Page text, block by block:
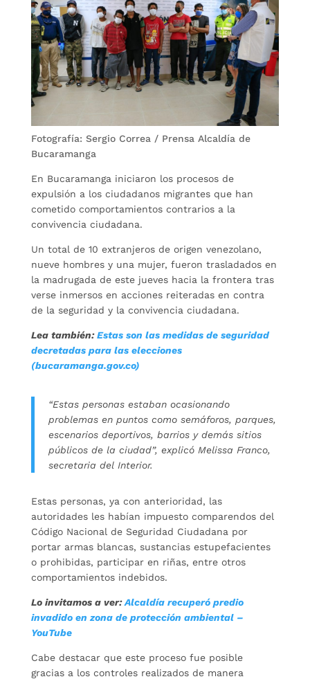
Fotografía: Sergio Correa / Prensa Alcaldía de
Bucaramanga
En Bucaramanga iniciaron los procesos de
expulsión a los ciudadanos migrantes que han
cometido comportamientos contrarios a la
convivencia ciudadana.
Un total de 10 extranjeros de origen venezolano,
nueve hombres y una mujer, fueron trasladados en
la madrugada de este jueves hacia la frontera tras
verse inmersos en acciones reiteradas en contra
de la seguridad y la convivencia ciudadana.
Lea también:Estas son las medidas de seguridad
decretadas para las elecciones
(bucaramanga.gov.co)
“Estas personas estaban ocasionando
problemas en puntos como semáforos, parques,
escenarios deportivos, barrios y demás sitios
públicos de la ciudad”, explicó Melissa Franco,
secretaria del Interior.
Estas personas, ya con anterioridad, las
autoridades les habían impuesto comparendos del
Código Nacional de Seguridad Ciudadana por
portar armas blancas, sustancias estupefacientes
o prohibidas, participar en riñas, entre otros
comportamientos indebidos.
Lo invitamos a ver:Alcaldía recuperó predio
invadido en zona de protección ambiental –
YouTube
Cabe destacar que este proceso fue posible
gracias a los controles realizados de manera